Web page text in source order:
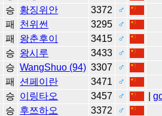
승 황징위안 3372
♂
패 천위썬 3295
♂
패 왕춘후이 3415
♂
승 왕시루 3433
♂
승 WangShuo (94) 3307
♂
패 션페이란 3471
♂
승 이링타오 3457 ♂ |
승 후쯔하오 3372
♂